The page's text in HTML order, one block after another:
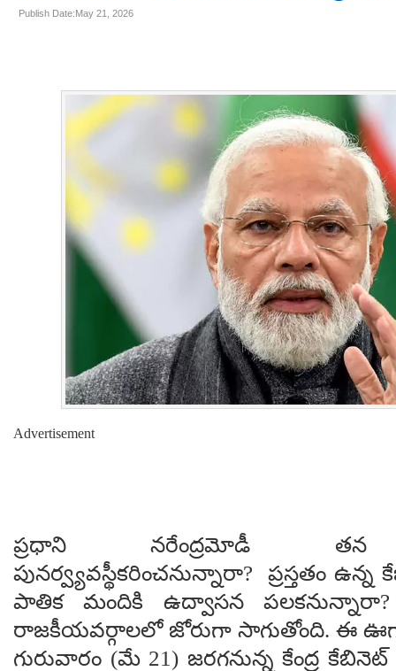
Publish Date:May 21, 2026
Advertisement
ప్రధాని నరేంద్రమోడీ తన
పునర్వ్యవస్థీకరించనున్నారా? ప్రస్తతం ఉన్న
పాతిక మందికి ఉద్వాసన పలకనున్నారా?
రాజకీయవర్గాలలో జోరుగా సాగుతోంది. ఈ
గురువారం (మే 21) జరగనున్న కేంద్ర